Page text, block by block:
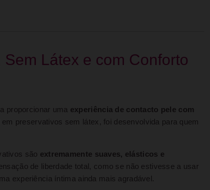
Látex e com Conforto
proporcionar uma experiência de contacto pele com
preservativos sem látex, foi desenvolvida para quem
são extremamente suaves, elásticos e
de liberdade total, como se não estivesse a usar
experiência íntima ainda mais agradável.